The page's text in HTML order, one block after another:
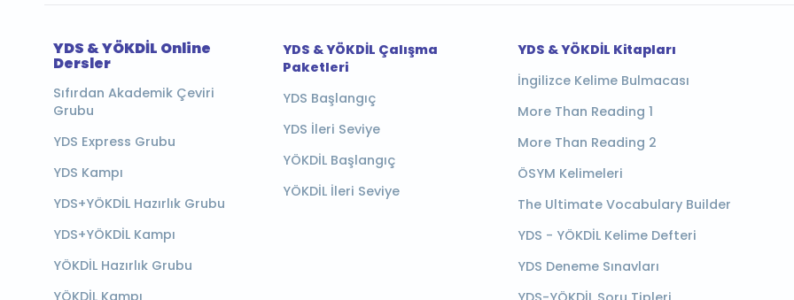
YDS & YÖKDİL Online
Dersler
Sıfırdan Akademik Çeviri
Grubu
YDS Express Grubu
YDS Kampı
YDS+YÖKDİL Hazırlık Grubu
YDS+YÖKDİL Kampı
YÖKDİL Hazırlık Grubu
YÖKDİL Kampı
YDS & YÖKDİL Çalışma
Paketleri
YDS Başlangıç
YDS İleri Seviye
YÖKDİL Başlangıç
YÖKDİL İleri Seviye
YDS & YÖKDİL Kitapları
İngilizce Kelime Bulmacası
More Than Reading 1
More Than Reading 2
ÖSYM Kelimeleri
The Ultimate Vocabulary Builder
YDS - YÖKDİL Kelime Defteri
YDS Deneme Sınavları